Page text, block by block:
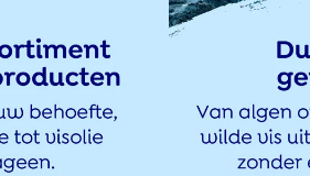
effect zal ik later pas over kunnen oordelen
18 sept 2025